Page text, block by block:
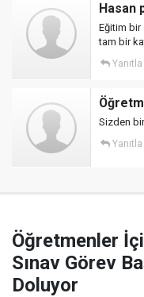
Hasan
Eğitim bir
tam bir
Yanıtla
Sizden
Yanıtla
Öğretmenler
Sınav Görev
Doluyor